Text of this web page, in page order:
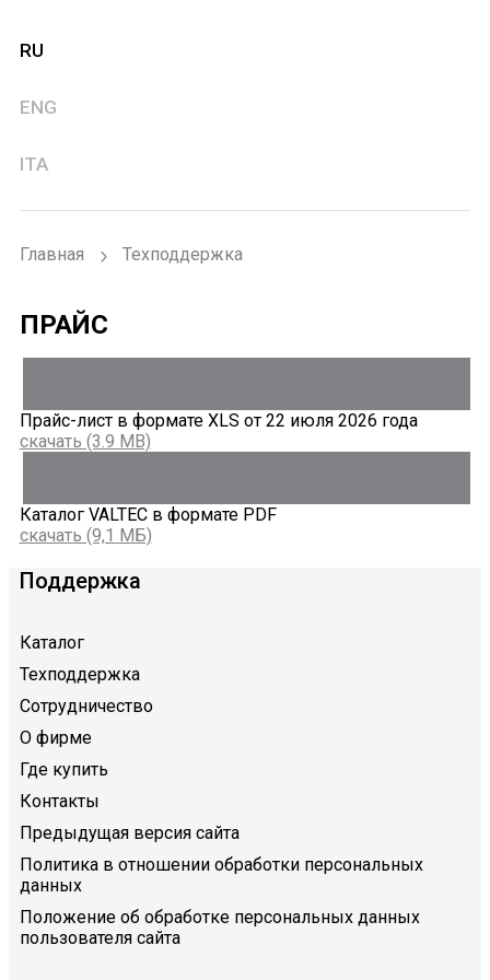
RU
ENG
ITA
Главная Техподдержка
ПРАЙС
Прайс-лист в формате XLS от 22 июля 2026 года
скачать (3.9 MB)
Каталог VALTEC в формате PDF
скачать (9,1 МБ)
Поддержка
Каталог
Техподдержка
Сотрудничество
О фирме
Где купить
Контакты
Предыдущая версия сайта
Политика в отношении обработки персональных
данных
Положение об обработке персональных данных
пользователя сайта